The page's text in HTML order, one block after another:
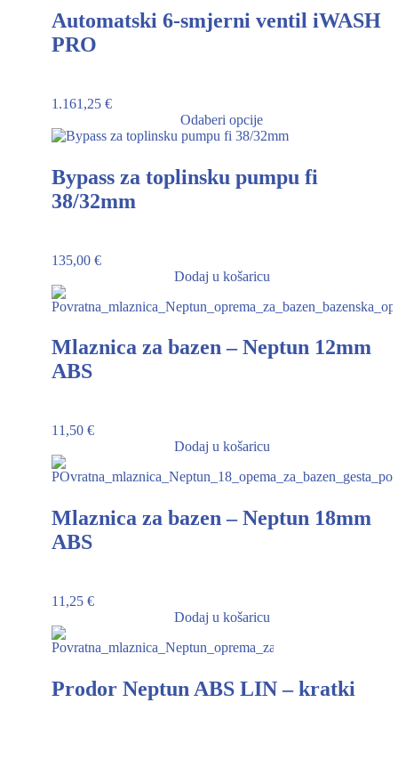
Automatski 6-smjerni ventil iWASH
PRO
1.161,25 €
Odaberi opcije
Bypass za toplinsku pumpu fi
38/32mm
135,00 €
Dodaj u košaricu
Mlaznica za bazen – Neptun 12mm
ABS
11,50 €
Dodaj u košaricu
Mlaznica za bazen – Neptun 18mm
ABS
11,25 €
Dodaj u košaricu
Prodor Neptun ABS LIN – kratki